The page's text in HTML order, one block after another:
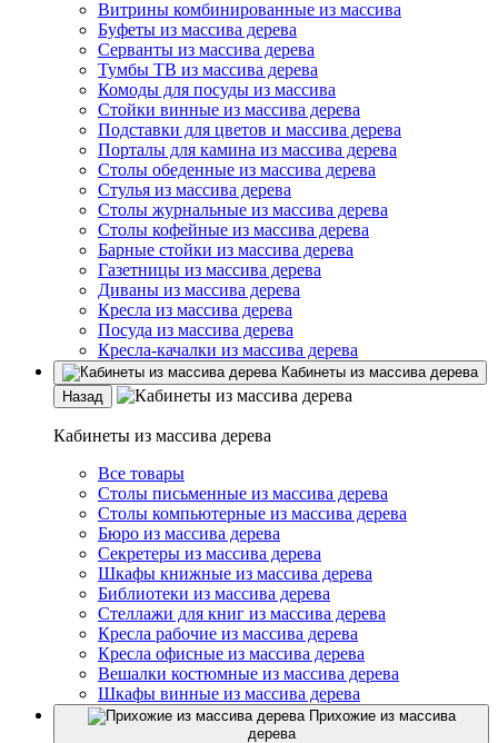
Витрины комбинированные из массива
Буфеты из массива дерева
Серванты из массива дерева
Тумбы ТВ из массива дерева
Комоды для посуды из массива
Стойки винные из массива дерева
Подставки для цветов и массива дерева
Порталы для камина из массива дерева
Столы обеденные из массива дерева
Стулья из массива дерева
Столы журнальные из массива дерева
Столы кофейные из массива дерева
Барные стойки из массива дерева
Газетницы из массива дерева
Диваны из массива дерева
Кресла из массива дерева
Посуда из массива дерева
Кресла-качалки из массива дерева
Кабинеты из массива дерева
Назад
Кабинеты из массива дерева
Все товары
Столы письменные из массива дерева
Столы компьютерные из массива дерева
Бюро из массива дерева
Секретеры из массива дерева
Шкафы книжные из массива дерева
Библиотеки из массива дерева
Стеллажи для книг из массива дерева
Кресла рабочие из массива дерева
Кресла офисные из массива дерева
Вешалки костюмные из массива дерева
Шкафы винные из массива дерева
Прихожие из массива
дерева